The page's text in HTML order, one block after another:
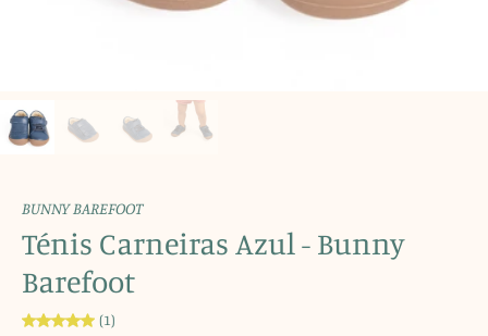
BUNNY BAREFOOT
Ténis Carneiras Azul - Bunny
Barefoot
(1)